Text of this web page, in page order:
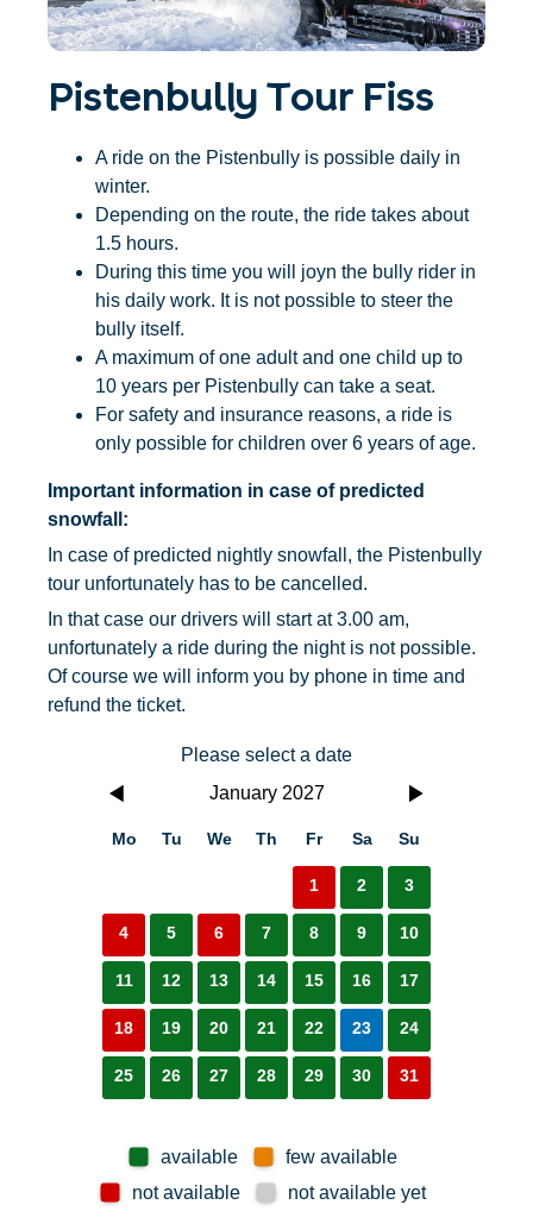
cadeaushop
info@serfaus-fiss-ladis.at